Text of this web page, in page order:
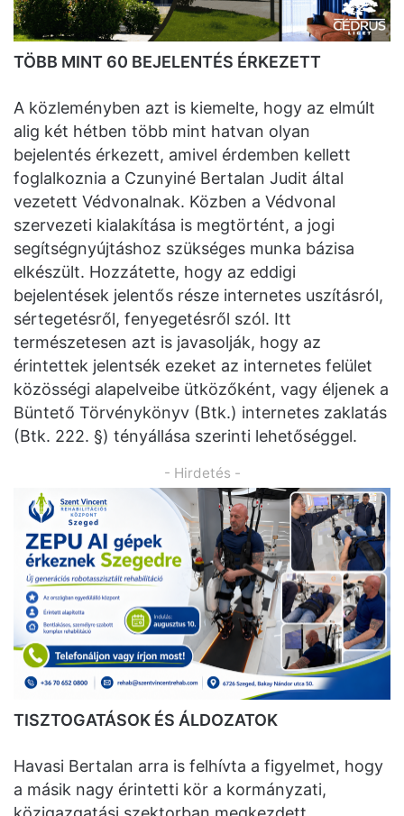
TÖBB MINT 60 BEJELENTÉS ÉRKEZETT
A közleményben azt is kiemelte, hogy az elmúlt
alig két hétben több mint hatvan olyan
bejelentés érkezett, amivel érdemben kellett
foglalkoznia a Czunyiné Bertalan Judit által
vezetett Védvonalnak. Közben a Védvonal
szervezeti kialakítása is megtörtént, a jogi
segítségnyújtáshoz szükséges munka bázisa
elkészült. Hozzátette, hogy az eddigi
bejelentések jelentős része internetes uszításról,
sértegetésről, fenyegetésről szól. Itt
természetesen azt is javasolják, hogy az
érintettek jelentsék ezeket az internetes felület
közösségi alapelveibe ütközőként, vagy éljenek a
Büntető Törvénykönyv (Btk.) internetes zaklatás
(Btk. 222. §) tényállása szerinti lehetőséggel.
- Hirdetés -
TISZTOGATÁSOK ÉS ÁLDOZATOK
Havasi Bertalan arra is felhívta a figyelmet, hogy
a másik nagy érintetti kör a kormányzati,